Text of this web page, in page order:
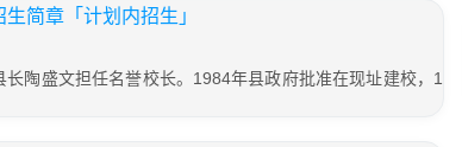
简章「计划内招生」
陶盛文担任名誉校长。1984年县政府批准在现址建校，1